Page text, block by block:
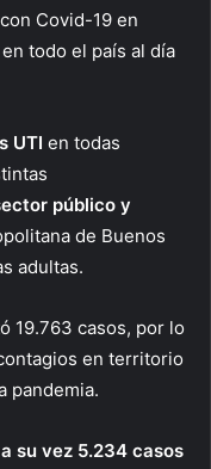
Covid-19 en
todo el país al día
UTI en todas
público y
de Buenos
adultas.
19.763 casos, por lo
en territorio
pandemia.
su vez 5.234 casos